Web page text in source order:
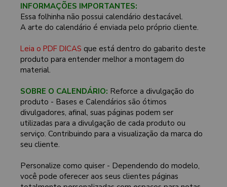
INFORMAÇÕES IMPORTANTES:
Essa folhinha não possui calendário destacável.
A arte do calendário é enviada pelo próprio cliente.
Leia o PDF DICAS que está dentro do gabarito deste
produto para entender melhor a montagem do
material.
SOBRE O CALENDÁRIO: Reforce a divulgação do
produto - Bases e Calendários são ótimos
divulgadores, afinal, suas páginas podem ser
utilizadas para a divulgação de cada produto ou
serviço. Contribuindo para a visualização da marca do
seu cliente.
Personalize como quiser - Dependendo do modelo,
você pode oferecer aos seus clientes páginas